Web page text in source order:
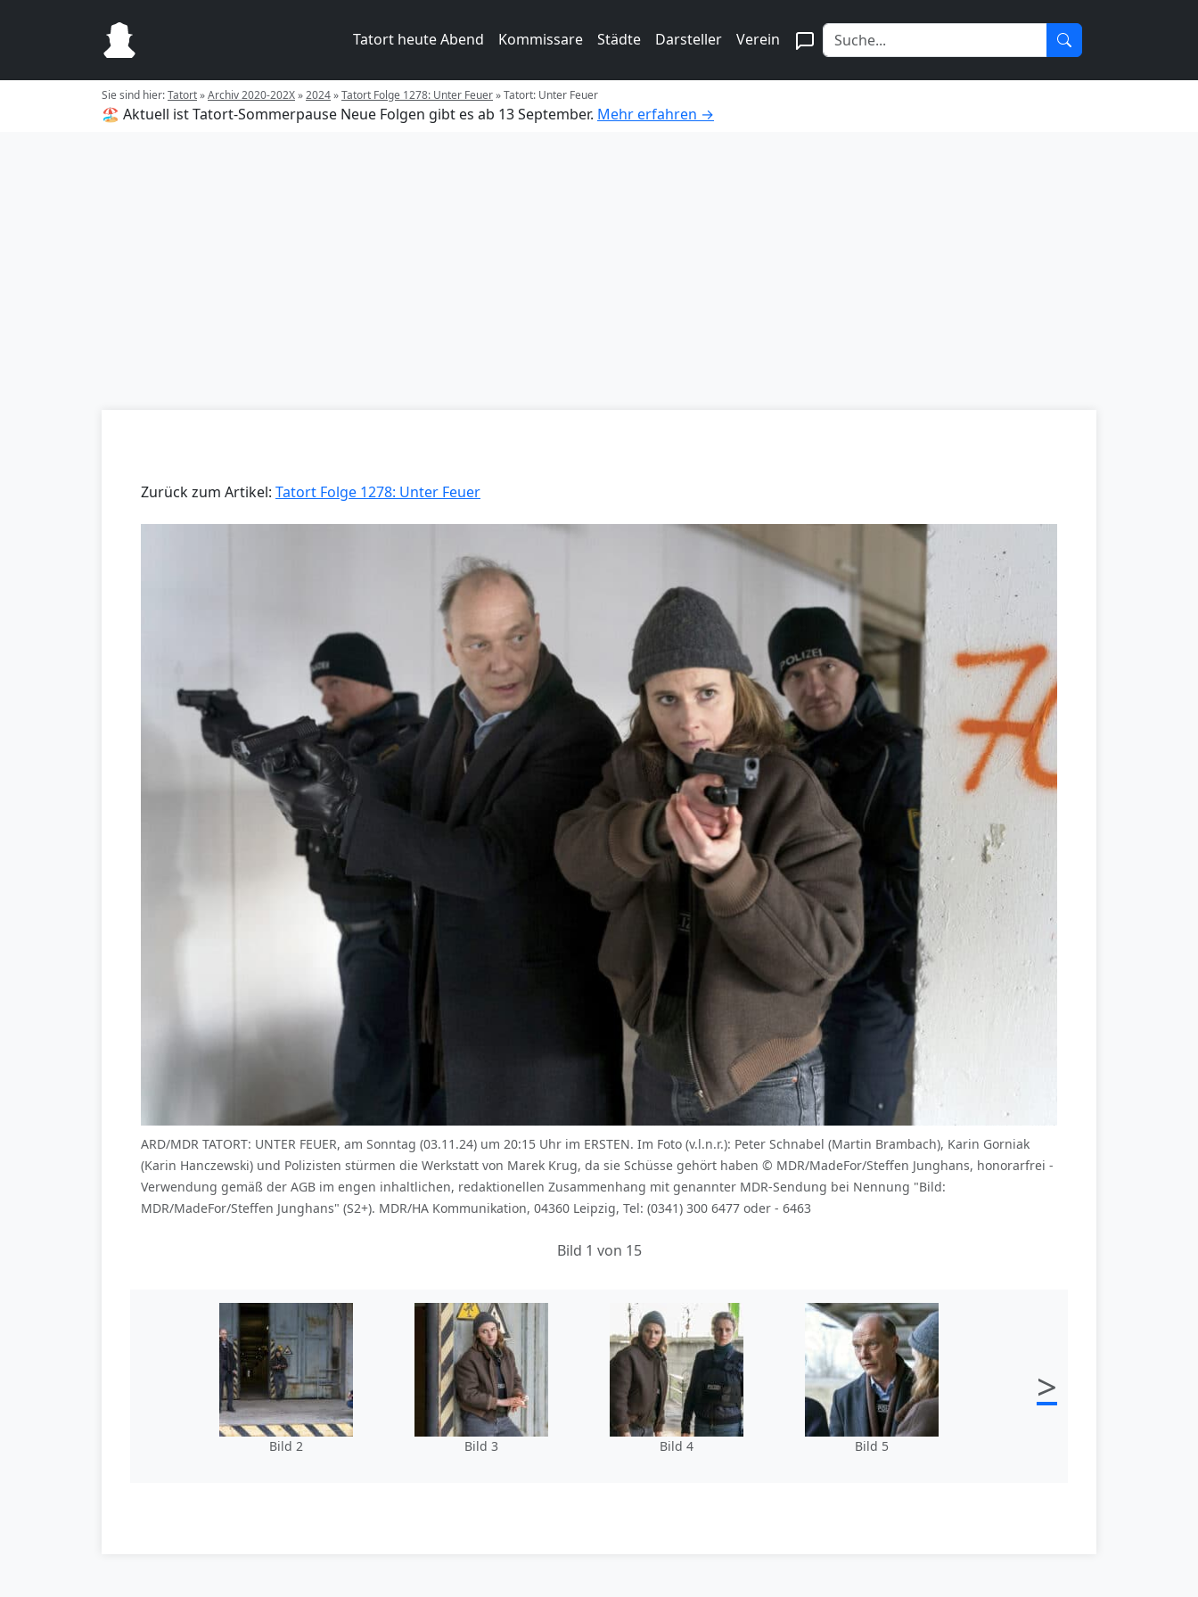
Tatort heute Abend Kommissare Städte Darsteller Verein
Sie sind hier:Tatort»Archiv 2020-202X»2024»Tatort Folge 1278: Unter Feuer»Tatort: Unter Feuer
🏖️ Aktuell ist Tatort-Sommerpause Neue Folgen gibt es ab 13 September. Mehr erfahren →
Zurück zum Artikel: Tatort Folge 1278: Unter Feuer
ARD/MDR TATORT: UNTER FEUER, am Sonntag (03.11.24) um 20:15 Uhr im ERSTEN. Im Foto (v.l.n.r.): Peter Schnabel (Martin Brambach), Karin Gorniak
(Karin Hanczewski) und Polizisten stürmen die Werkstatt von Marek Krug, da sie Schüsse gehört haben © MDR/MadeFor/Steffen Junghans, honorarfrei -
Verwendung gemäß der AGB im engen inhaltlichen, redaktionellen Zusammenhang mit genannter MDR-Sendung bei Nennung "Bild:
MDR/MadeFor/Steffen Junghans" (S2+). MDR/HA Kommunikation, 04360 Leipzig, Tel: (0341) 300 6477 oder - 6463
Bild 1 von 15
Bild 2 Bild 3 Bild 4 Bild 5
>